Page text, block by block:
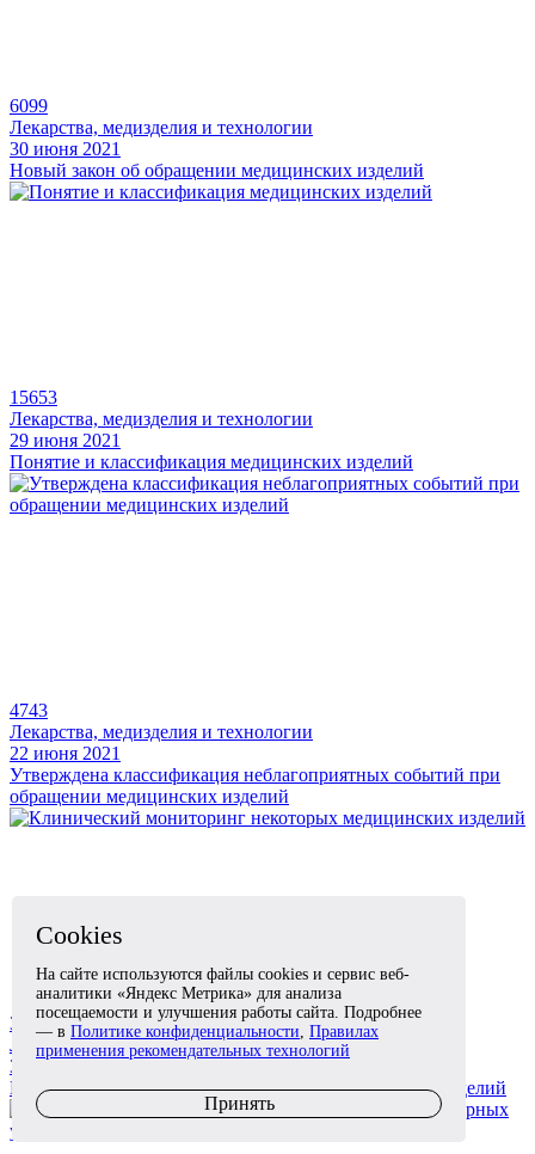
6099
Лекарства, медизделия и технологии
30 июня 2021
Новый закон об обращении медицинских изделий
15653
Лекарства, медизделия и технологии
29 июня 2021
Понятие и классификация медицинских изделий
4743
Лекарства, медизделия и технологии
22 июня 2021
Утверждена классификация неблагоприятных событий при
обращении медицинских изделий
3562
Лекарства, медизделия и технологии
3 июня 2021
Клинический мониторинг некоторых медицинских изделий
Cookies
На сайте используются файлы cookies и сервис веб-
аналитики «Яндекс Метрика» для анализа
посещаемости и улучшения работы сайта. Подробнее
— в Политике конфиденциальности, Правилах
применения рекомендательных технологий
Принять